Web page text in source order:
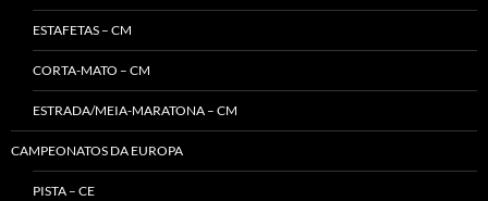
ESTAFETAS – CM
CORTA-MATO – CM
ESTRADA/MEIA-MARATONA – CM
CAMPEONATOS DA EUROPA
PISTA – CE